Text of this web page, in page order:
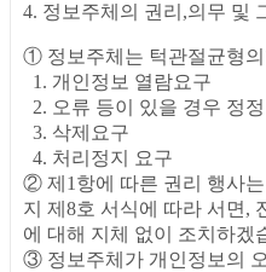
4. 정보주체의 권리,의무 및
① 정보주체는 턱관절균형의
1. 개인정보 열람요구
2. 오류 등이 있을 경우 정
3. 삭제요구
4. 처리정지 요구
② 제1항에 따른 권리 행사
지 제8호 서식에 따라 서면,
에 대해 지체 없이 조치하겠
③ 정보주체가 개인정보의